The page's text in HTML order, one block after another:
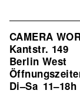
CAMERA
Kantstr. 149
Berlin West
Di–Sa 11–18h